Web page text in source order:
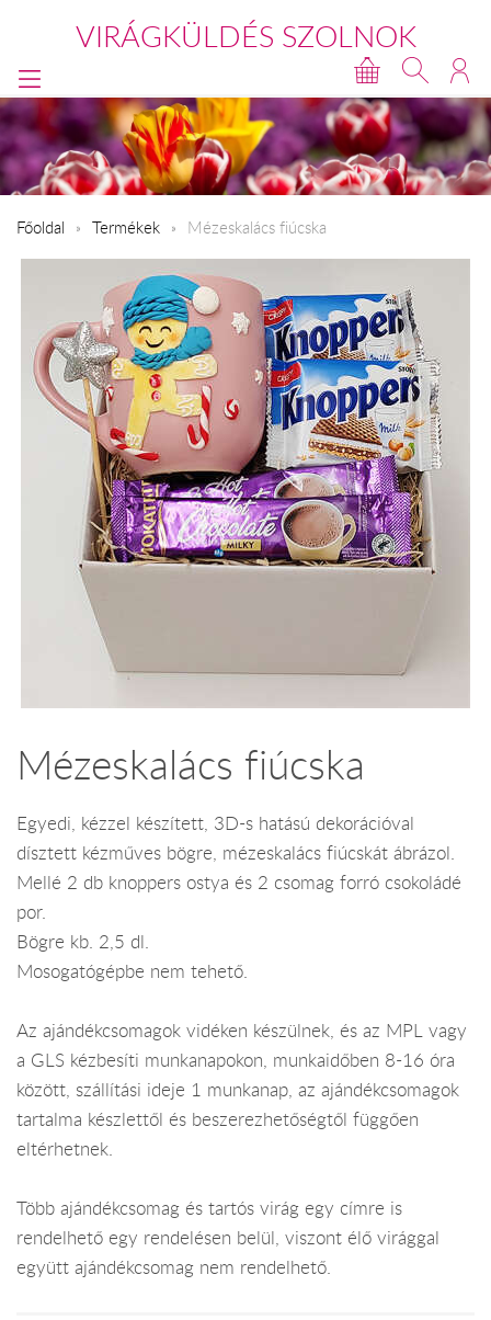
VIRÁGKÜLDÉS SZOLNOK
Főoldal Termékek Mézeskalács fiúcska
Mézeskalács fiúcska
Egyedi, kézzel készített, 3D-s hatású dekorációval
dísztett kézműves bögre, mézeskalács fiúcskát ábrázol.
Mellé 2 db knoppers ostya és 2 csomag forró csokoládé
por.
Bögre kb. 2,5 dl.
Mosogatógépbe nem tehető.
Az ajándékcsomagok vidéken készülnek, és az MPL vagy
a GLS kézbesíti munkanapokon, munkaidőben 8-16 óra
között, szállítási ideje 1 munkanap, az ajándékcsomagok
tartalma készlettől és beszerezhetőségtől függően
eltérhetnek.
Több ajándékcsomag és tartós virág egy címre is
rendelhető egy rendelésen belül, viszont élő virággal
együtt ajándékcsomag nem rendelhető.